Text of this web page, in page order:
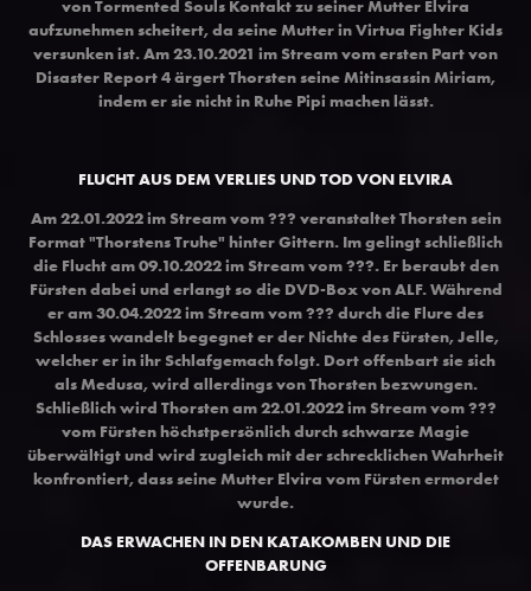
von Tormented Souls Kontakt zu seiner Mutter Elvira
aufzunehmen scheitert, da seine Mutter in Virtua Fighter Kids
versunken ist. Am 23.10.2021 im Stream vom ersten Part von
Disaster Report 4 ärgert Thorsten seine Mitinsassin Miriam,
indem er sie nicht in Ruhe Pipi machen lässt.
FLUCHT AUS DEM VERLIES UND TOD VON ELVIRA
Am22.01.2022 im Stream vom??? veranstaltet Thorsten sein
Format "Thorstens Truhe" hinter Gittern. Im gelingt schließlich
die Fluchtam 09.10.2022 im Stream vom ???. Er beraubt den
Fürsten dabei und erlangt so die DVD-Box von ALF. Während
er am 30.04.2022 im Stream vom ??? durch die Flure des
Schlosses wandelt begegnet er der Nichte des Fürsten, Jelle,
welcher er in ihr Schlafgemach folgt. Dort offenbart sie sich
als Medusa, wird allerdings von Thorsten bezwungen.
Schließlich wird Thorstenam22.01.2022 im Stream vom???
vom Fürsten höchstpersönlich durch schwarze Magie
überwältigt und wird zugleich mit der schrecklichen Wahrheit
konfrontiert, dass seine Mutter Elvira vom Fürsten ermordet
wurde.
DAS ERWACHEN IN DEN KATAKOMBEN UND DIE
OFFENBARUNG